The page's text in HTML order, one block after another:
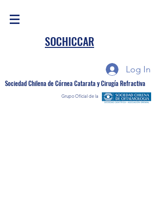
SOCHICCAR
Sociedad Chilena de Córnea Catarata y Cirugía Refractiva
Log In
Grupo Oficial de la